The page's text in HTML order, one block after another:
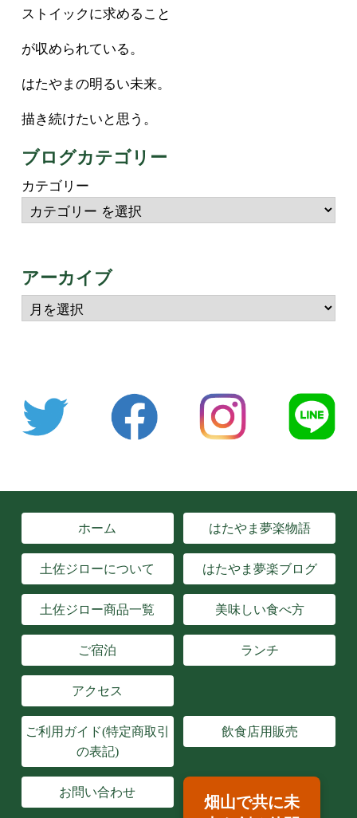
ストイックに求めること
が収められている。
はたやまの明るい未来。
描き続けたいと思う。
ブログカテゴリー
カテゴリー
アーカイブ
ホーム はたやま夢楽物語
土佐ジローについて はたやま夢楽ブログ
土佐ジロー商品一覧 美味しい食べ方
ご宿泊 ランチ
アクセス
ご利用ガイド(特定商取引
の表記)
飲食店用販売
お問い合わせ
畑山で共に未